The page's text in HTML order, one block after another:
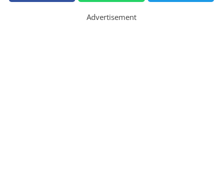
Advertisement